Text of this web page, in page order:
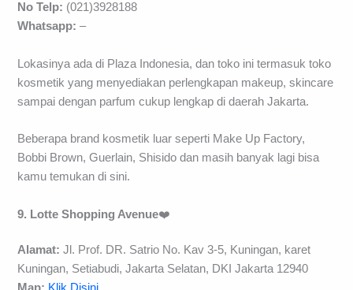
No Telp: (021)3928188
Whatsapp: –
Lokasinya ada di Plaza Indonesia, dan toko ini termasuk toko
kosmetik yang menyediakan perlengkapan makeup, skincare
sampai dengan parfum cukup lengkap di daerah Jakarta.
Beberapa brand kosmetik luar seperti Make Up Factory,
Bobbi Brown, Guerlain, Shisido dan masih banyak lagi bisa
kamu temukan di sini.
9. Lotte Shopping Avenue❤️
Alamat: Jl. Prof. DR. Satrio No. Kav 3-5, Kuningan, karet
Kuningan, Setiabudi, Jakarta Selatan, DKI Jakarta 12940